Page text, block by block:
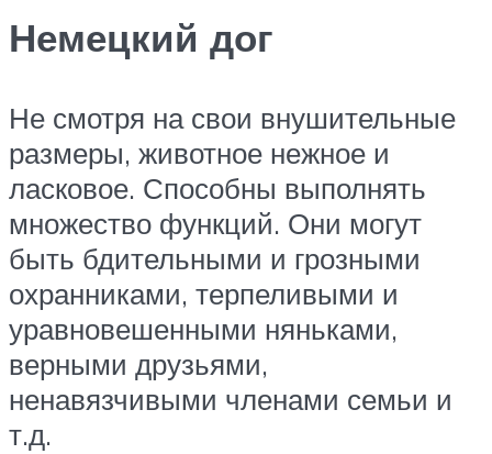
Немецкий дог
Не смотря на свои внушительные
размеры, животное нежное и
ласковое. Способны выполнять
множество функций. Они могут
быть бдительными и грозными
охранниками, терпеливыми и
уравновешенными няньками,
верными друзьями,
ненавязчивыми членами семьи и
т.д.